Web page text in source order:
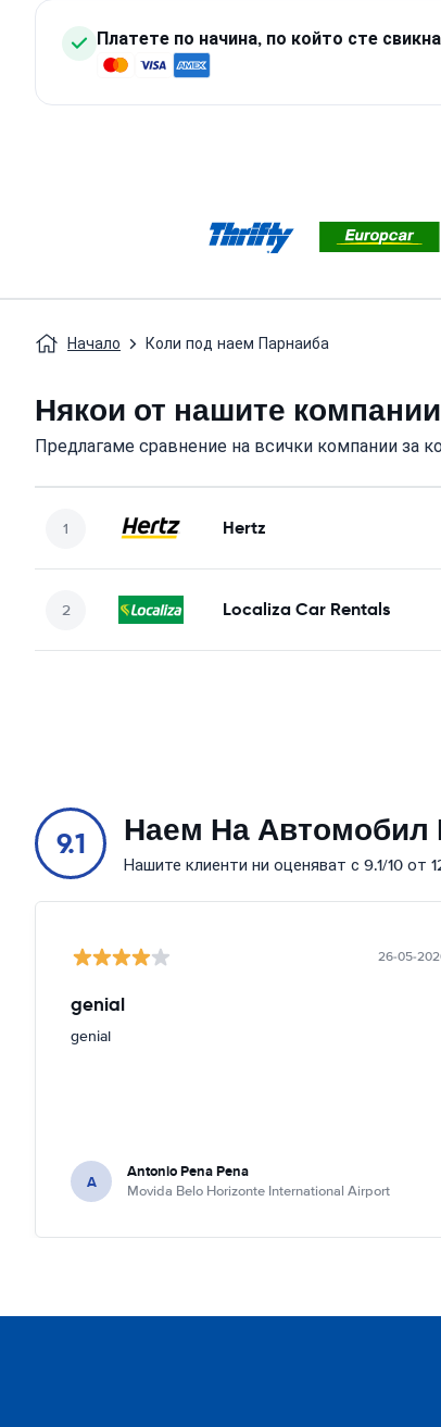
Платете по начина, по който сте
Начало Коли под наем Парнаиба
Някои от нашите
Предлагаме сравнение на всички компании за
Hertz
Localiza Car Rentals
9.1 Наем На Автомобил
Нашите клиенти ни оценяват с 9.1/10 от
26-05-
genial
genial
A Antonio Pena Pena
Movida Belo Horizonte International Airport